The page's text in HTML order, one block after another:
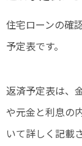
住宅ローンの確
予定表です。
返済予定表は、
や元金と利息の
いて詳しく記載